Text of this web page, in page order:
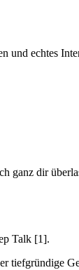
und echtes
ganz dir
Talk [1].
tiefgründige